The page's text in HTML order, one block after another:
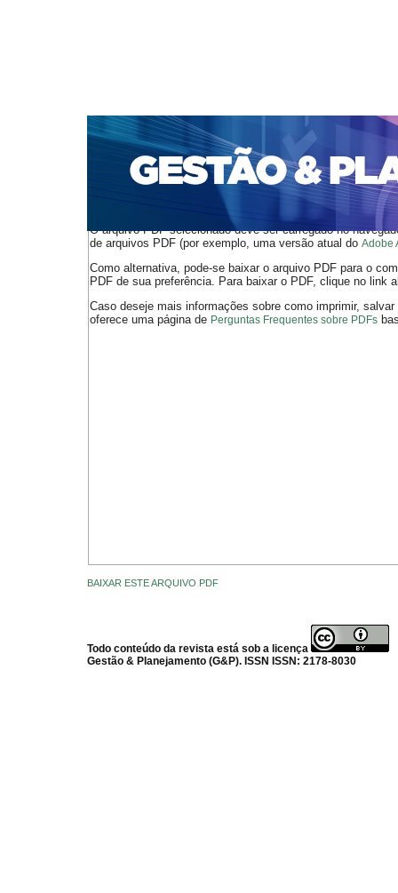
CAPA SOBRE ACESSO CADASTRO
PORTAL DE REVISTAS DA UNIFACS
SUBMISSÕES
PARA SUBMISSÃO DE ARTIGOS
TUTORIAL PARA
Capa v. 24, jan./dez. 2023> Ferreira Neto
O arquivo PDF selecionado deve ser carregado no
de arquivos PDF (por exemplo, uma versão atual do Adobe
Como alternativa, pode-se baixar o arquivo PDF para o
PDF de sua preferência. Para baixar o PDF, clique no link
Caso deseje mais informações sobre como imprimir,
oferece uma página de Perguntas Frequentes sobre PDFs
BAIXAR ESTE ARQUIVO PDF
Todo conteúdo da revista está sob a licença
Gestão & Planejamento (G&P). ISSN ISSN: 2178-8030